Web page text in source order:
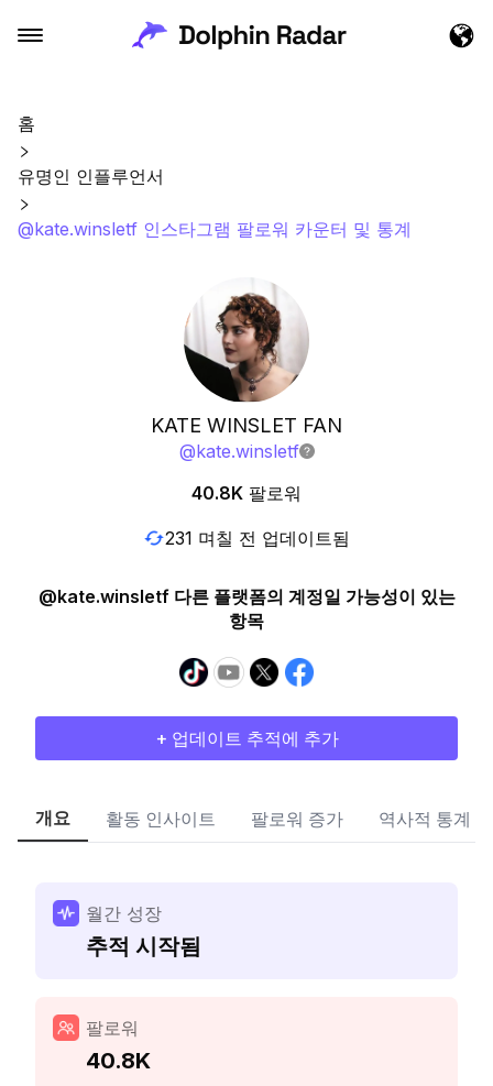
홈
유명인 인플루언서
@kate.winsletf 인스타그램 팔로워 카운터 및 통계
KATE WINSLET FAN
@kate.winsletf
40.8K 팔로워
231 며칠 전 업데이트됨
@kate.winsletf 다른 플랫폼의 계정일 가능성이 있는
항목
+ 업데이트 추적에 추가
개요 활동 인사이트 팔로워 증가 역사적 통계
월간 성장
추적 시작됨
팔로워
40.8K